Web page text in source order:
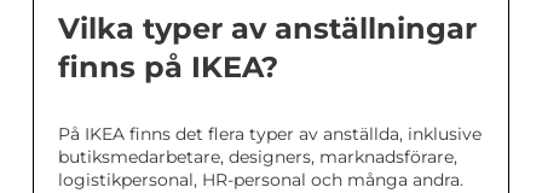
Vilka typer av anställningar
finns på IKEA?
På IKEA finns det flera typer av anställda, inklusive
butiksmedarbetare, designers, marknadsförare,
logistikpersonal, HR-personal och många andra.